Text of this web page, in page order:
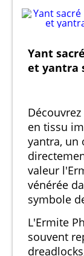
Yant
et yantra
en tissu
yantra, un
valeur
vénérée
symbole
L'Ermite
souvent